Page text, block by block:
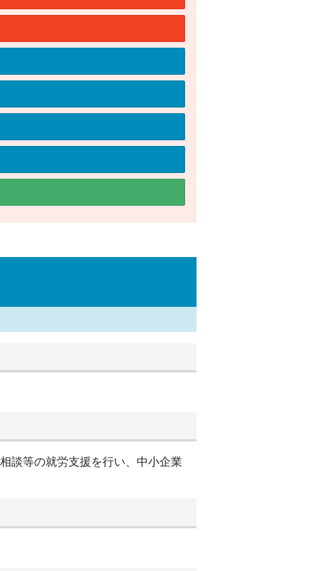
談等の就労支援を行い、中小企業